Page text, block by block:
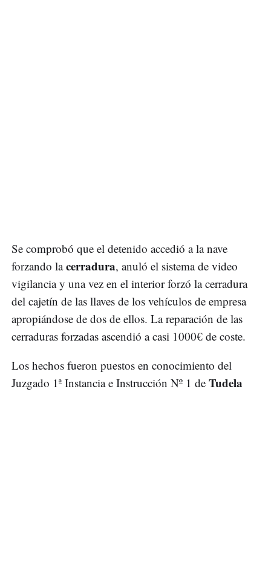
Se comprobó que el detenido accedió a la nave
forzando lacerradura, anuló el sistema de video
vigilancia y una vez en el interior forzó la cerradura
del cajetín de las llaves de los vehículos de empresa
apropiándose de dos de ellos. La reparación de las
cerraduras forzadas ascendió a casi 1000€ de coste.
Los hechos fueron puestos en conocimiento del
Juzgado 1ª Instancia e Instrucción Nº 1 de Tudela